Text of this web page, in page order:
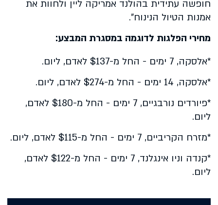
חופשה עתידית בהולנד אמריקה ליין ולחוות את
אמנות הטיול הנינוח".
מחירי הפלגות לדוגמה במסגרת המבצע:
*אלסקה, 7 ימים - החל מ-$137 לאדם, ליום.
*אלסקה, 14 ימים - החל מ-$274 לאדם, ליום.
*פיורדים נורבגיים, 7 ימים - החל מ-$180 לאדם,
ליום.
*מזרח הקריביים, 7 ימים - החל מ-$115 לאדם, ליום.
*קנדה וניו אינגלנד, 7 ימים - החל מ-$122 לאדם,
ליום.